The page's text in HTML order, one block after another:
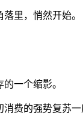
里，悄然开始。
一个缩影。
费的强势复苏